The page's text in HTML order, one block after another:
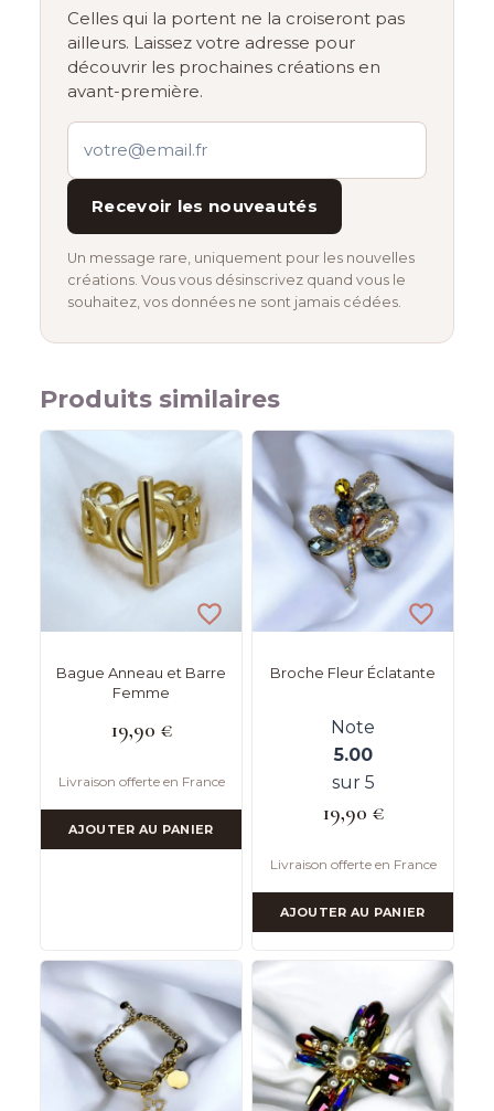
Celles qui la portent ne la croiseront pas
ailleurs. Laissez votre adresse pour
découvrir les prochaines créations en
avant-première.
Recevoir les nouveautés
Un message rare, uniquement pour les nouvelles
créations. Vous vous désinscrivez quand vous le
souhaitez, vos données ne sont jamais cédées.
Produits similaires
Bague Anneau et Barre
Femme
19,90 €
Livraison offerte en France
AJOUTER AU PANIER
Broche Fleur Éclatante
Note
5.00
sur 5
19,90 €
Livraison offerte en France
AJOUTER AU PANIER